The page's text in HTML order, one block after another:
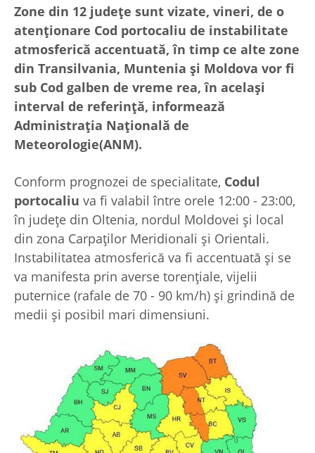
Zone din 12 județe sunt vizate, vineri, de o
atenționare Cod portocaliu de instabilitate
atmosferică accentuată, în timp ce alte zone
din Transilvania, Muntenia și Moldova vor fi
sub Cod galben de vreme rea, în același
interval de referință, informează
Administrația Națională de
Meteorologie(ANM).
Conform prognozei de specialitate, Codul
portocaliu va fi valabil între orele 12:00 - 23:00,
în județe din Oltenia, nordul Moldovei și local
din zona Carpaților Meridionali și Orientali.
Instabilitatea atmosferică va fi accentuată și se
va manifesta prin averse torențiale, vijelii
puternice (rafale de 70 - 90 km/h) și grindină de
medii și posibil mari dimensiuni.